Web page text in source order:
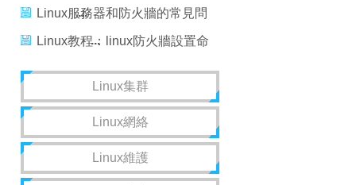
詳細解析
Linux服務器和防火牆的常見問
題解答
Linux教程：linux防火牆設置命
令linux開啟/關閉以及配置防火
牆的方法
Linux集群
Linux網絡
Linux維護